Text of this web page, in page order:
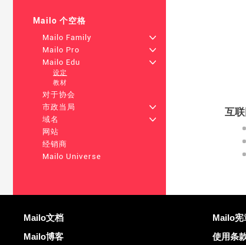
Mailo 个空格
Mailo Family
+
Mailo Pro
+
Mailo Edu
+
设定
教材
对于协会
市政当局
+
域名
+
网站
经销商
Mailo Universe
互
更多信息
Mailo文档
Mailo博客
有用的链
Mailo宪
使用条